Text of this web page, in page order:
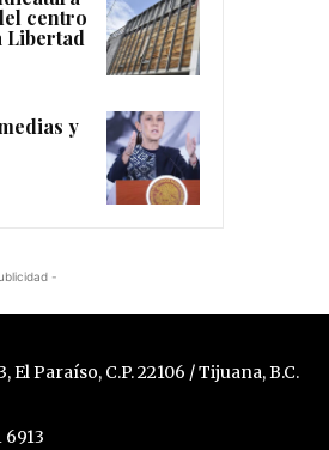
centro
Libertad
y
-
El Paraíso, C.P. 22106 / Tijuana, B.C.